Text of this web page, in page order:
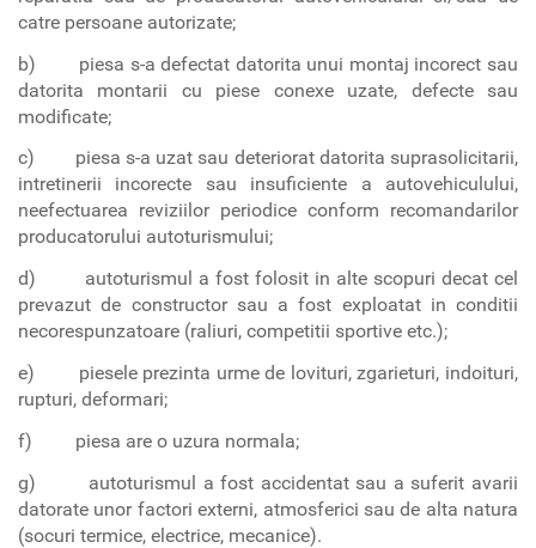
catre persoane autorizate;
b) piesa s-a defectat datorita unui montaj incorect sau
datorita montarii cu piese conexe uzate, defecte sau
modificate;
c) piesa s-a uzat sau deteriorat datorita suprasolicitarii,
intretinerii incorecte sau insuficiente a autovehiculului,
neefectuarea reviziilor periodice conform recomandarilor
producatorului autoturismului;
d) autoturismul a fost folosit in alte scopuri decat cel
prevazut de constructor sau a fost exploatat in conditii
necorespunzatoare (raliuri, competitii sportive etc.);
e) piesele prezinta urme de lovituri, zgarieturi, indoituri,
rupturi, deformari;
f) piesa are o uzura normala;
g) autoturismul a fost accidentat sau a suferit avarii
datorate unor factori externi, atmosferici sau de alta natura
(socuri termice, electrice, mecanice).